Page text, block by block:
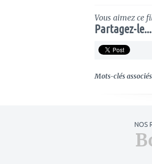
Vous aimez ce
Partagez-le...
Mots-clés
NOS